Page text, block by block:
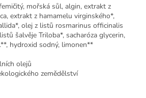
mořská sůl, algin, extrakt z
extrakt z hamamelu virginského*,
olej z listů rosmarinus officinalis
šalvěje Triloba*, sacharóza glycerin,
hydroxid sodný, limonen**
olejů
zemědělství